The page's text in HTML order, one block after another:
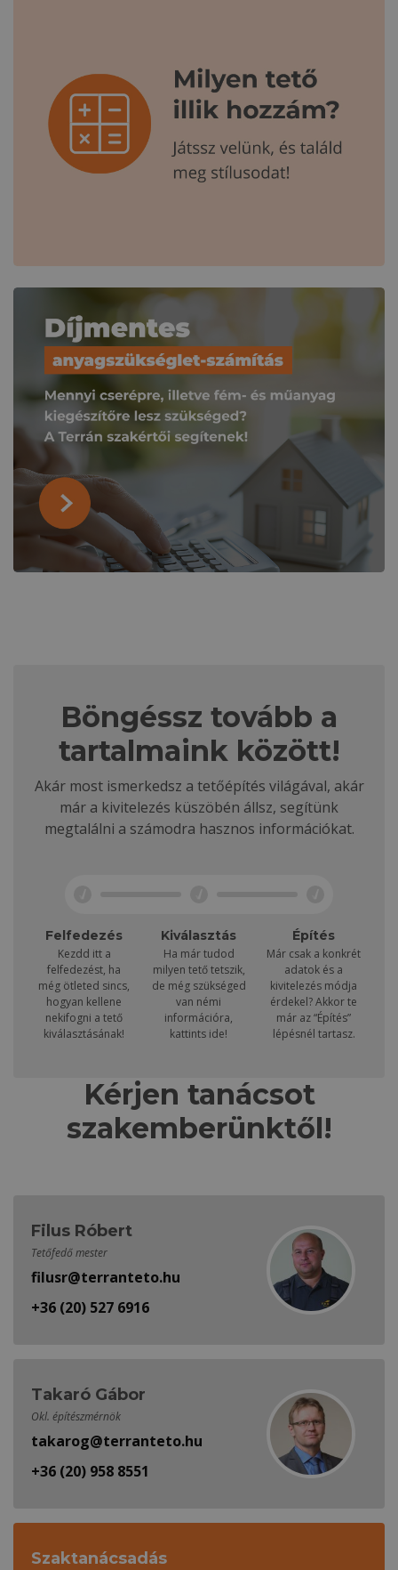
Böngéssz tovább a
tartalmaink között!
Akár most ismerkedsz a tetőépítés világával, akár
már a kivitelezés küszöbén állsz, segítünk
megtalálni a számodra hasznos információkat.
Felfedezés
Kezdd itt a
felfedezést, ha
még ötleted sincs,
hogyan kellene
nekifogni a tető
kiválasztásának!
Kiválasztás
Ha már tudod
milyen tető tetszik,
de még szükséged
van némi
információra,
kattints ide!
Építés
Már csak a konkrét
adatok és a
kivitelezés módja
érdekel? Akkor te
már az “Építés”
lépésnél tartasz.
Kérjen tanácsot
szakemberünktől!
Filus Róbert
Tetőfedő mester
filusr@terranteto.hu
+36 (20) 527 6916
Takaró Gábor
Okl. építészmérnök
takarog@terranteto.hu
+36 (20) 958 8551
Szaktanácsadás